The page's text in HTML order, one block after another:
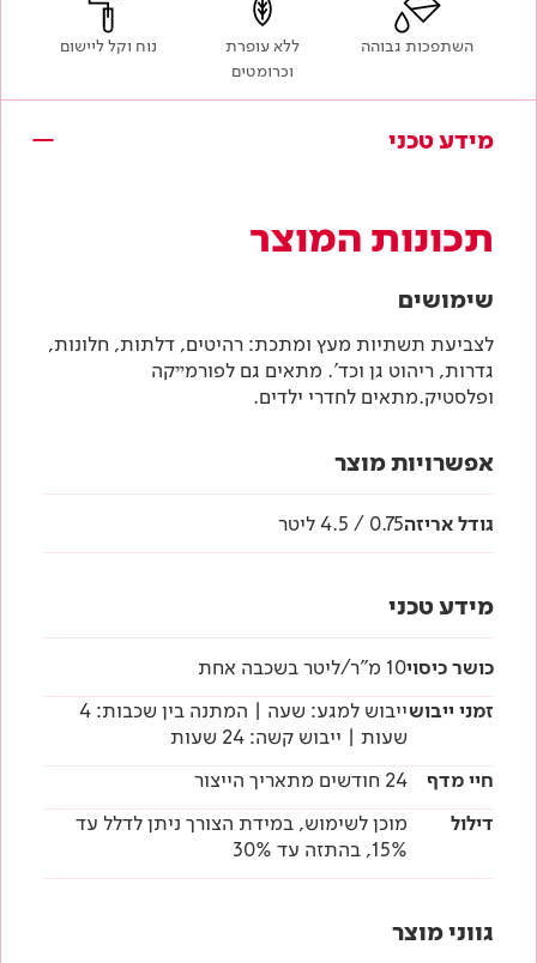
השתפכות גבוהה
ללא עופרת
וכרומטים
נוח וקל ליישום
מידע טכני
תכונות המוצר
שימושים
לצביעת תשתיות מעץ ומתכת: רהיטים, דלתות, חלונות,
גדרות, ריהוט גן וכד'. מתאים גם לפורמײקה
ופלסטיק.מתאים לחדרי ילדים.
אפשרויות מוצר
גודל אריזה0.75 / 4.5 ליטר
מידע טכני
כושר כיסוי10 מ"ר/ליטר בשכבה אחת
זמני ייבוש
ייבוש למגע: שעה | המתנה בין שכבות: 4
שעות | ייבוש קשה: 24 שעות
חיי מדף
24 חודשים מתאריך הייצור
דילול
מוכן לשימוש, במידת הצורך ניתן לדלל עד
15%, בהתזה עד 30%
גווני מוצר